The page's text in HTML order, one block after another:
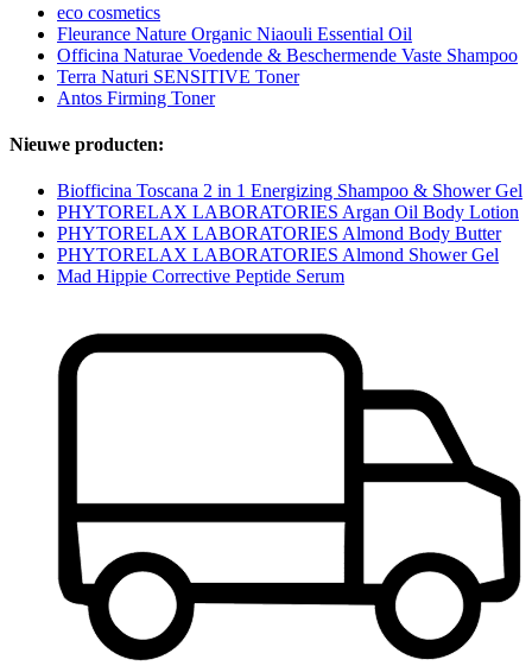
eco cosmetics
Fleurance Nature Organic Niaouli Essential Oil
Officina Naturae Voedende & Beschermende Vaste Shampoo
Terra Naturi SENSITIVE Toner
Antos Firming Toner
Nieuwe producten:
Biofficina Toscana 2 in 1 Energizing Shampoo & Shower Gel
PHYTORELAX LABORATORIES Argan Oil Body Lotion
PHYTORELAX LABORATORIES Almond Body Butter
PHYTORELAX LABORATORIES Almond Shower Gel
Mad Hippie Corrective Peptide Serum